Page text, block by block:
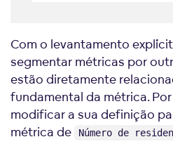
Com o levantamento
segmentar métricas por
estão diretamente
fundamental da métrica.
modificar a sua definição
métrica de
Número de